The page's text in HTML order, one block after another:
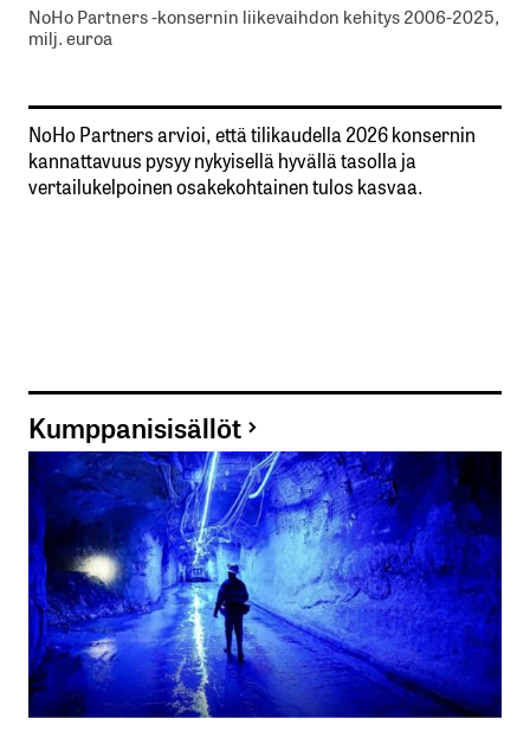
NoHo Partners -konsernin liikevaihdon kehitys 2006-2025,
milj. euroa
NoHo Partners arvioi, että tilikaudella 2026 konsernin
kannattavuus pysyy nykyisellä hyvällä tasolla ja
vertailukelpoinen osakekohtainen tulos kasvaa.
Kumppanisisällöt